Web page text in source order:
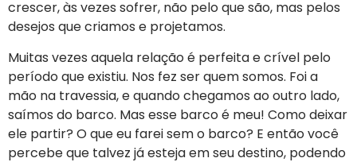
crescer, às vezes sofrer, não pelo que são, mas pelos
desejos que criamos e projetamos.
Muitas vezes aquela relação é perfeita e crível pelo
período que existiu. Nos fez ser quem somos. Foi a
mão na travessia, e quando chegamos ao outro lado,
saímos do barco. Mas esse barco é meu! Como deixar
ele partir? O que eu farei sem o barco? E então você
percebe que talvez já esteja em seu destino, podendo